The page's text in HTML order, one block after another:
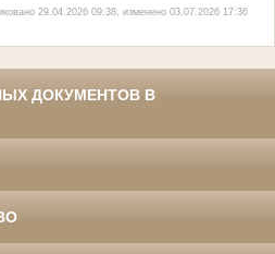
29.04.2026 09:38, изменено 03.07.2026 17:36
ДОКУМЕНТОВ В